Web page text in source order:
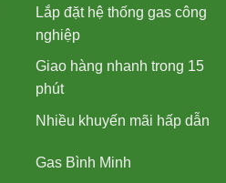
Lắp đặt hệ thống gas công
nghiệp
Giao hàng nhanh trong 15
phút
Nhiều khuyến mãi hấp dẫn
Gas Bình Minh